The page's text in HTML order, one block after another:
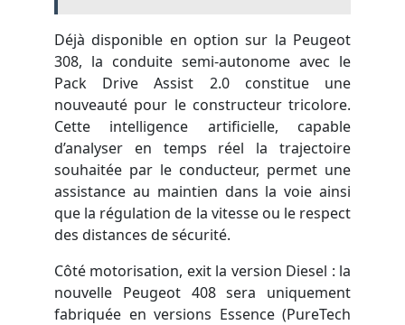
Déjà disponible en option sur la Peugeot
308, la conduite semi-autonome avec le
Pack Drive Assist 2.0 constitue une
nouveauté pour le constructeur tricolore.
Cette intelligence artificielle, capable
d’analyser en temps réel la trajectoire
souhaitée par le conducteur, permet une
assistance au maintien dans la voie ainsi
que la régulation de la vitesse ou le respect
des distances de sécurité.
Côté motorisation, exit la version Diesel : la
nouvelle Peugeot 408 sera uniquement
fabriquée en versions Essence (PureTech